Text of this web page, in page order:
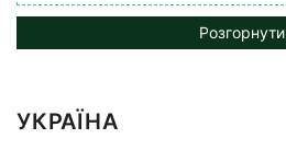
Розгорнути
УКРАЇНА